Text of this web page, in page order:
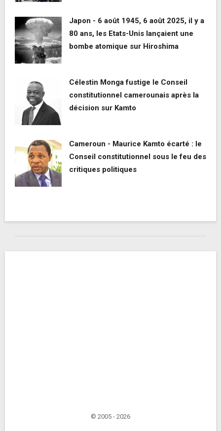
Japon - 6 août 1945, 6 août 2025, il y a
80 ans, les Etats-Unis lançaient une
bombe atomique sur Hiroshima
Célestin Monga fustige le Conseil
constitutionnel camerounais après la
décision sur Kamto
Cameroun - Maurice Kamto écarté : le
Conseil constitutionnel sous le feu des
critiques politiques
© 2005 - 2026